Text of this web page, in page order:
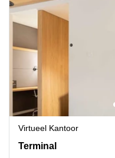
Virtueel Kantoor
Terminal 1,Evert van de
Terminal